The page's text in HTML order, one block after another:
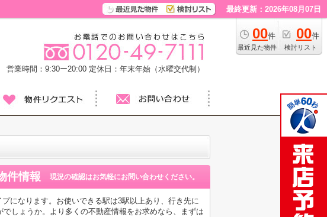
最終更新：2026年08月07日
00件
最近見た物件
00件
検討リスト
営業時間：9:30ー20:00 定休日：年末年始（水曜交代制）
件情報 現況の確認はお気軽にお問い合わせください。
になります。お使いできる駅は3駅以上あり、行き先に
しょうか。より多くの不動産情報をお求めなら、まずは